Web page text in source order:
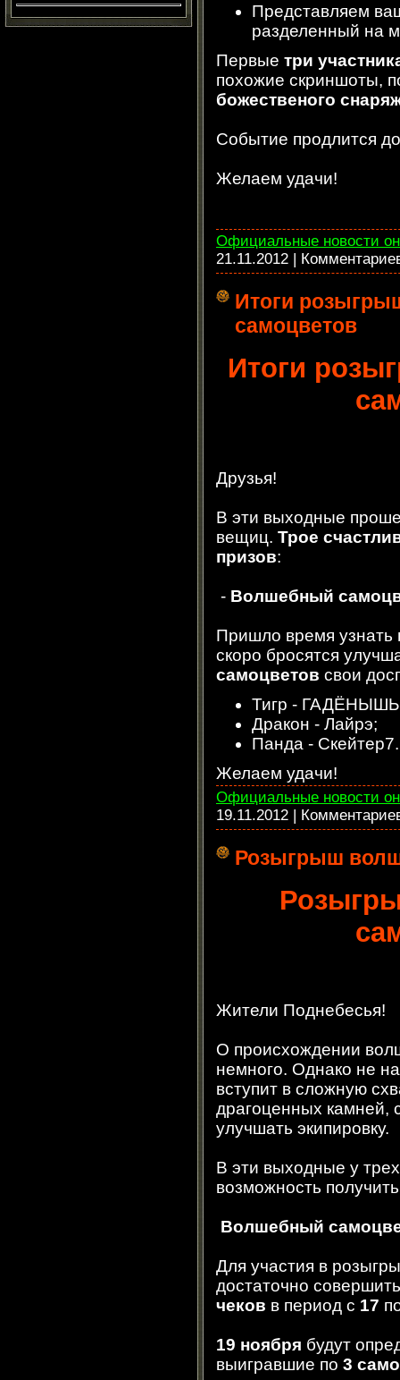
Представляем
разделенный на
Первые три
похожие скриншоты,
божественого
Событие продлится
Желаем удачи!
Официальные новости
21.11.2012 |
Итоги
самоцветов
Итоги
Друзья!
В эти выходные
вещиц. Трое
призов:
- Волшебный
Пришло время узнать
скоро бросятся
самоцветов свои
Тигр -
Дракон - Лайрэ;
Панда - Скейтер7.
Желаем удачи!
Официальные новости
19.11.2012 |
Розыгрыш
Жители Поднебесья!
О происхождении
немного. Однако не
вступит в сложную
драгоценных камней,
улучшать экипировку.
В эти выходные у
возможность
Волшебный
Для участия в
достаточно
чеков в период с 17
19 ноября будут
выигравшие по 3